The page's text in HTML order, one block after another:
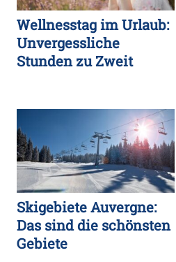
Wellnesstag im Urlaub:
Unvergessliche
Stunden zu Zweit
Skigebiete Auvergne:
Das sind die schönsten
Gebiete